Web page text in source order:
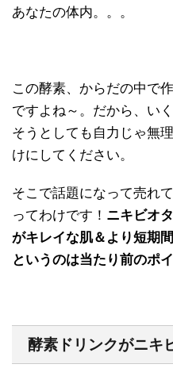
あなたの体内。。。
この酵素、からだの中で
ですよね～。だから、い
そうとしても自力じゃ無
けにしてください。
そこで話題になって売れ
ってわけです！ ニキビオ
がキレイな肌＆より短期
というのは当たり前のポ
酵素ドリンクがニキ